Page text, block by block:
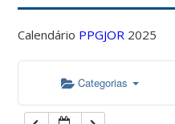
Calendário PPGJOR 2025
Categorias